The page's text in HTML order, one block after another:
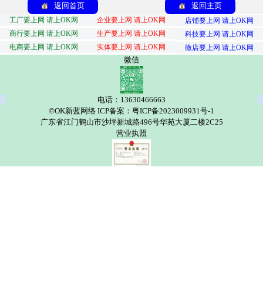
返回首页 返回主页
工厂要上网 请上OK网 企业要上网 请上OK网
店铺要上网 请上OK网
商行要上网 请上OK网
生产要上网 请上OK网
科技要上网 请上OK网
电商要上网 请上OK网
实体要上网 请上OK网 微店要上网 请上OK网
微信
电话：13630466663
©OK新蓝网络 ICP备案：粤ICP备2023009931号-1
广东省江门鹤山市沙坪新城路496号华苑大厦二楼2C25
营业执照